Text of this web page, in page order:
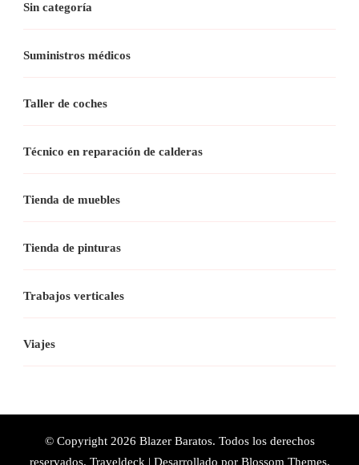
Sin categoría
Suministros médicos
Taller de coches
Técnico en reparación de calderas
Tienda de muebles
Tienda de pinturas
Trabajos verticales
Viajes
© Copyright 2026 Blazer Baratos. Todos los derechos
reservados. Traveldeck | Desarrollado por Blossom Themes.